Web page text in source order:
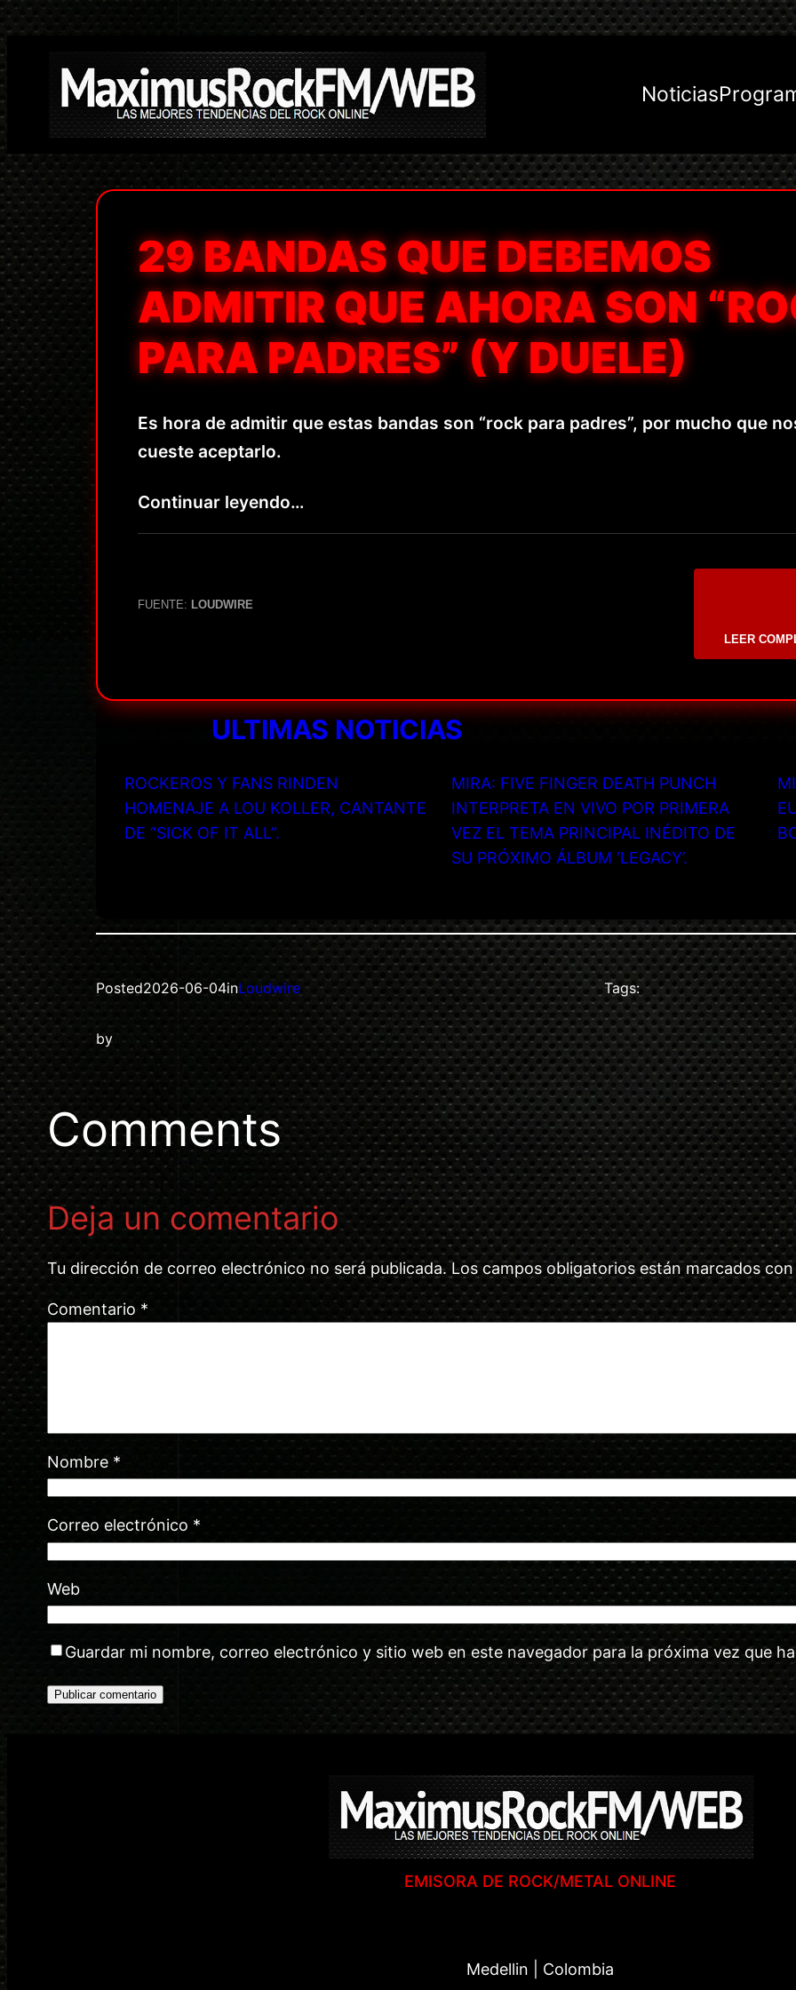
Saltar
contenido
Noticias
29 BANDAS QUE DEBEMOS
ADMITIR QUE AHORA SON
PARA PADRES” (Y DUELE)
Es hora de admitir que estas bandas son “rock para padres”, por mucho que
cueste aceptarlo.
Continuar leyendo…
FUENTE: LOUDWIRE
LEER
ULTIMAS NOTICIAS
ROCKEROS Y FANS RINDEN
HOMENAJE A LOU KOLLER, CANTANTE
DE “SICK OF IT ALL”.
MIRA: FIVE FINGER DEATH PUNCH
INTERPRETA EN VIVO POR PRIMERA
VEZ EL TEMA PRINCIPAL INÉDITO DE
SU PRÓXIMO ÁLBUM ‘LEGACY’.
Posted2026-06-04inLoudwire
by
Tags:
Comments
Deja un comentario
Tu dirección de correo electrónico no será publicada. Los campos obligatorios están marcados
Comentario *
Nombre *
Correo electrónico *
Web
Guardar mi nombre, correo electrónico y sitio web en este navegador para la próxima vez que
EMISORA DE ROCK/METAL ONLINE
Medellin | Colombia